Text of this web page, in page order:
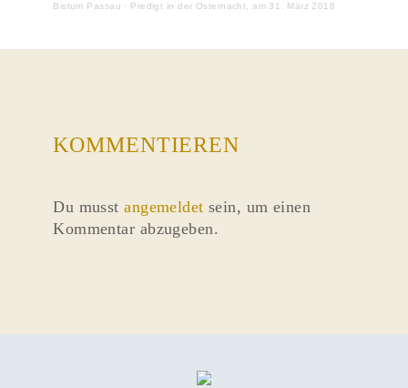
Bistum Passau · Predigt in der Osternacht, am 31. März 2018
KOMMENTIEREN
Du musstangemeldet sein, um einen
Kommentar abzugeben.